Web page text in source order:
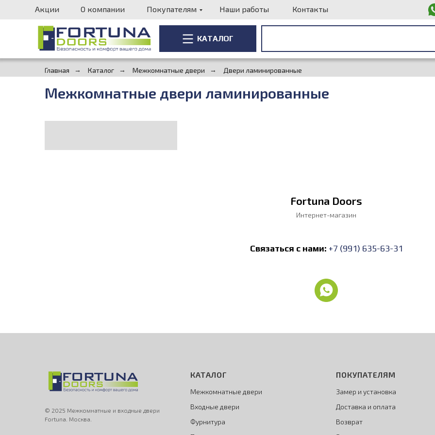
Акции О компании Покупателям Наши работы Контакты
КАТАЛОГ
Главная → Каталог → Межкомнатные двери → Двери ламинированные
Межкомнатные двери ламинированные
Fortuna Doors
Интернет-магазин
Связаться с нами: +7 (991) 635-63-31
© 2025 Межкомнатные и входные двери
Fortuna. Москва.
КАТАЛОГ
Межкомнатные двери
Входные двери
Фурнитура
ПОКУПАТЕЛЯМ
Замер и установка
Доставка и оплата
Возврат